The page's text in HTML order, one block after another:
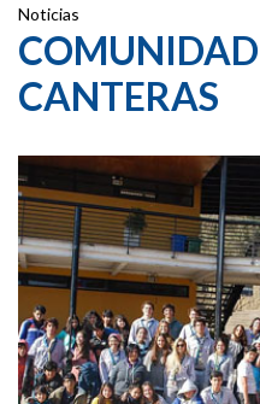
Noticias
COMUNIDAD
CANTERAS